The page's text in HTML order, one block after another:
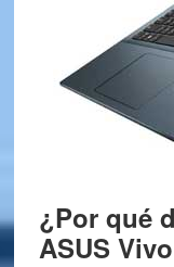
¿Por qué
ASUS